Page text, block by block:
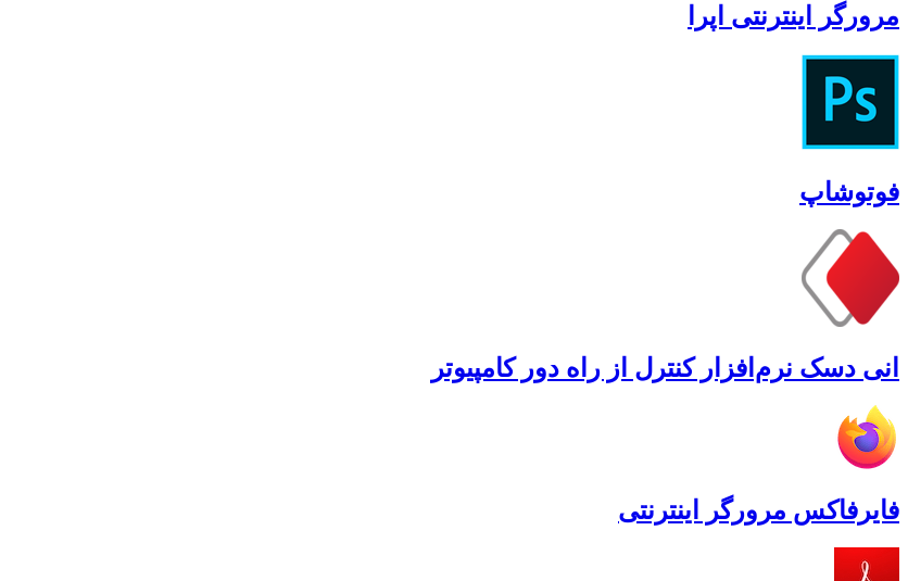
مرورگر اینترنتی اپرا
فوتوشاپ
انی دسک نرم‌افزار کنترل از راه دور کامپیوتر
فایرفاکس مرورگر اینترنتی